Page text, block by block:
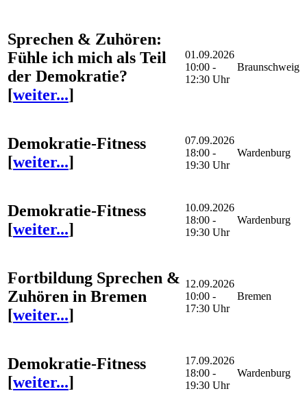
Sprechen & Zuhören:
Fühle ich mich als Teil
der Demokratie?
[weiter...]
01.09.2026
10:00 -
12:30 Uhr
Braunschweig
Demokratie-Fitness
[weiter...]
07.09.2026
18:00 -
19:30 Uhr
Wardenburg
Demokratie-Fitness
[weiter...]
10.09.2026
18:00 -
19:30 Uhr
Wardenburg
Fortbildung Sprechen &
Zuhören in Bremen
[weiter...]
12.09.2026
10:00 -
17:30 Uhr
Bremen
Demokratie-Fitness
[weiter...]
17.09.2026
18:00 -
19:30 Uhr
Wardenburg